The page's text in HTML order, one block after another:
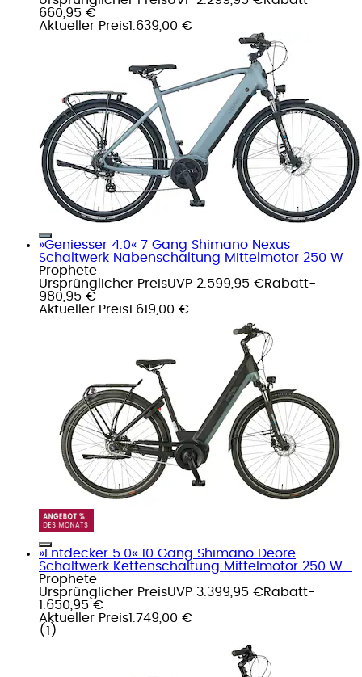
660,95 €
Aktueller Preis1.639,00 €
»Geniesser 4.0« 7 Gang Shimano Nexus
Schaltwerk Nabenschaltung Mittelmotor 250 W
Prophete
Ursprünglicher PreisUVP 2.599,95 €Rabatt-
980,95 €
Aktueller Preis1.619,00 €
»Entdecker 5.0« 10 Gang Shimano Deore
Schaltwerk Kettenschaltung Mittelmotor 250 W...
Prophete
Ursprünglicher PreisUVP 3.399,95 €Rabatt-
1.650,95 €
Aktueller Preis1.749,00 €
( 1 )